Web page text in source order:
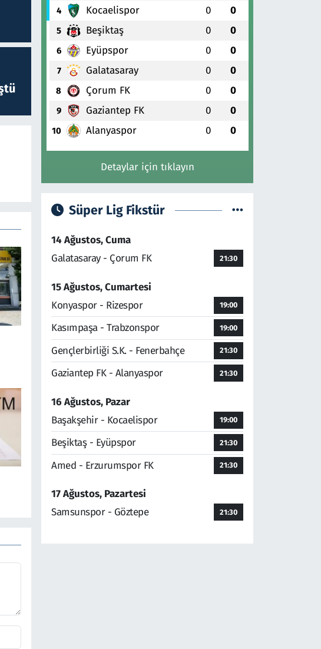
4 Kocaelispor 0 0
5 Beşiktaş 0 0
6 Eyüpspor 0 0
7 Galatasaray 0 0
8 Çorum FK 0 0
9 Gaziantep FK 0 0
10 Alanyaspor 0 0
Detaylar için tıklayın
Süper Lig Fikstür
14 Ağustos, Cuma
Galatasaray - Çorum FK
21:30
15 Ağustos, Cumartesi
Konyaspor - Rizespor
19:00
Kasımpaşa - Trabzonspor 19:00
Gençlerbirliği S.K. - Fenerbahçe 21:30
Gaziantep FK - Alanyaspor 21:30
16 Ağustos, Pazar
Başakşehir - Kocaelispor
19:00
Beşiktaş - Eyüpspor 21:30
Amed - Erzurumspor FK 21:30
17 Ağustos, Pazartesi
Samsunspor - Göztepe
21:30